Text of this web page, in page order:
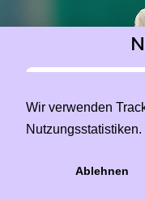
Wir verwenden
Nutzungsstatistiken.
Ablehnen